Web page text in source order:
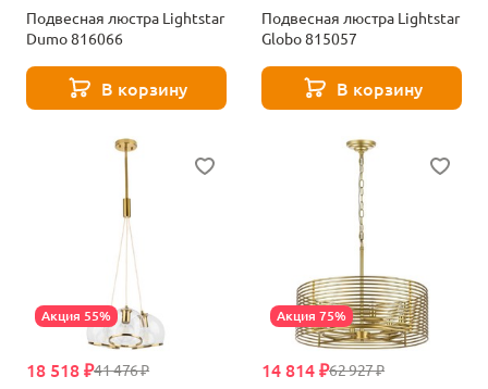
Подвесная люстра Lightstar
Dumo 816066
В корзину
Подвесная люстра Lightstar
Globo 815057
В корзину
Акция 55%
41 476 ₽
18 518 ₽
Акция 75%
62 927 ₽
14 814 ₽